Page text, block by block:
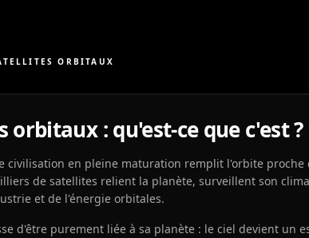
ORBITAUX
orbitaux : qu'est-ce que c'est ?
civilisation en pleine maturation remplit l'orbite proche
de satellites relient la planète, surveillent son
et de l'énergie orbitales.
d'être purement liée à sa planète : le ciel devient un